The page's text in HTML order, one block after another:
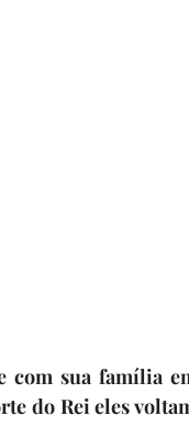
com sua família
do Rei eles